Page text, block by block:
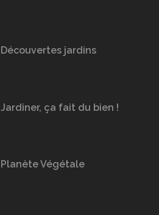
Découvertes jardins
Jardiner, ça fait du bien !
Planète Végétale